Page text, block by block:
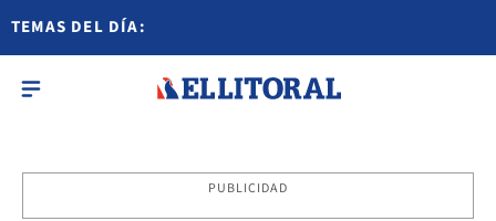
TEMAS DEL DÍA:
PUBLICIDAD